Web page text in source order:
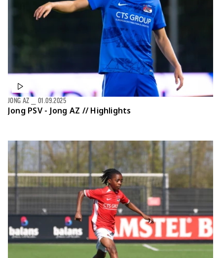
Jong PSV - Jong AZ // Highlights
JONG AZ ⎯01.09.2025